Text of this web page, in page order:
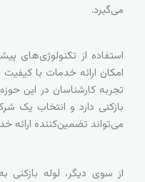
می‌گیرد.
استفاده از تکنولوژی‌های
امکان ارائه خدمات با
تجربه کارشناسان در این
بازکنی دارد و انتخاب یک
می‌تواند تضمین‌کننده ارائه
از سوی دیگر، لوله